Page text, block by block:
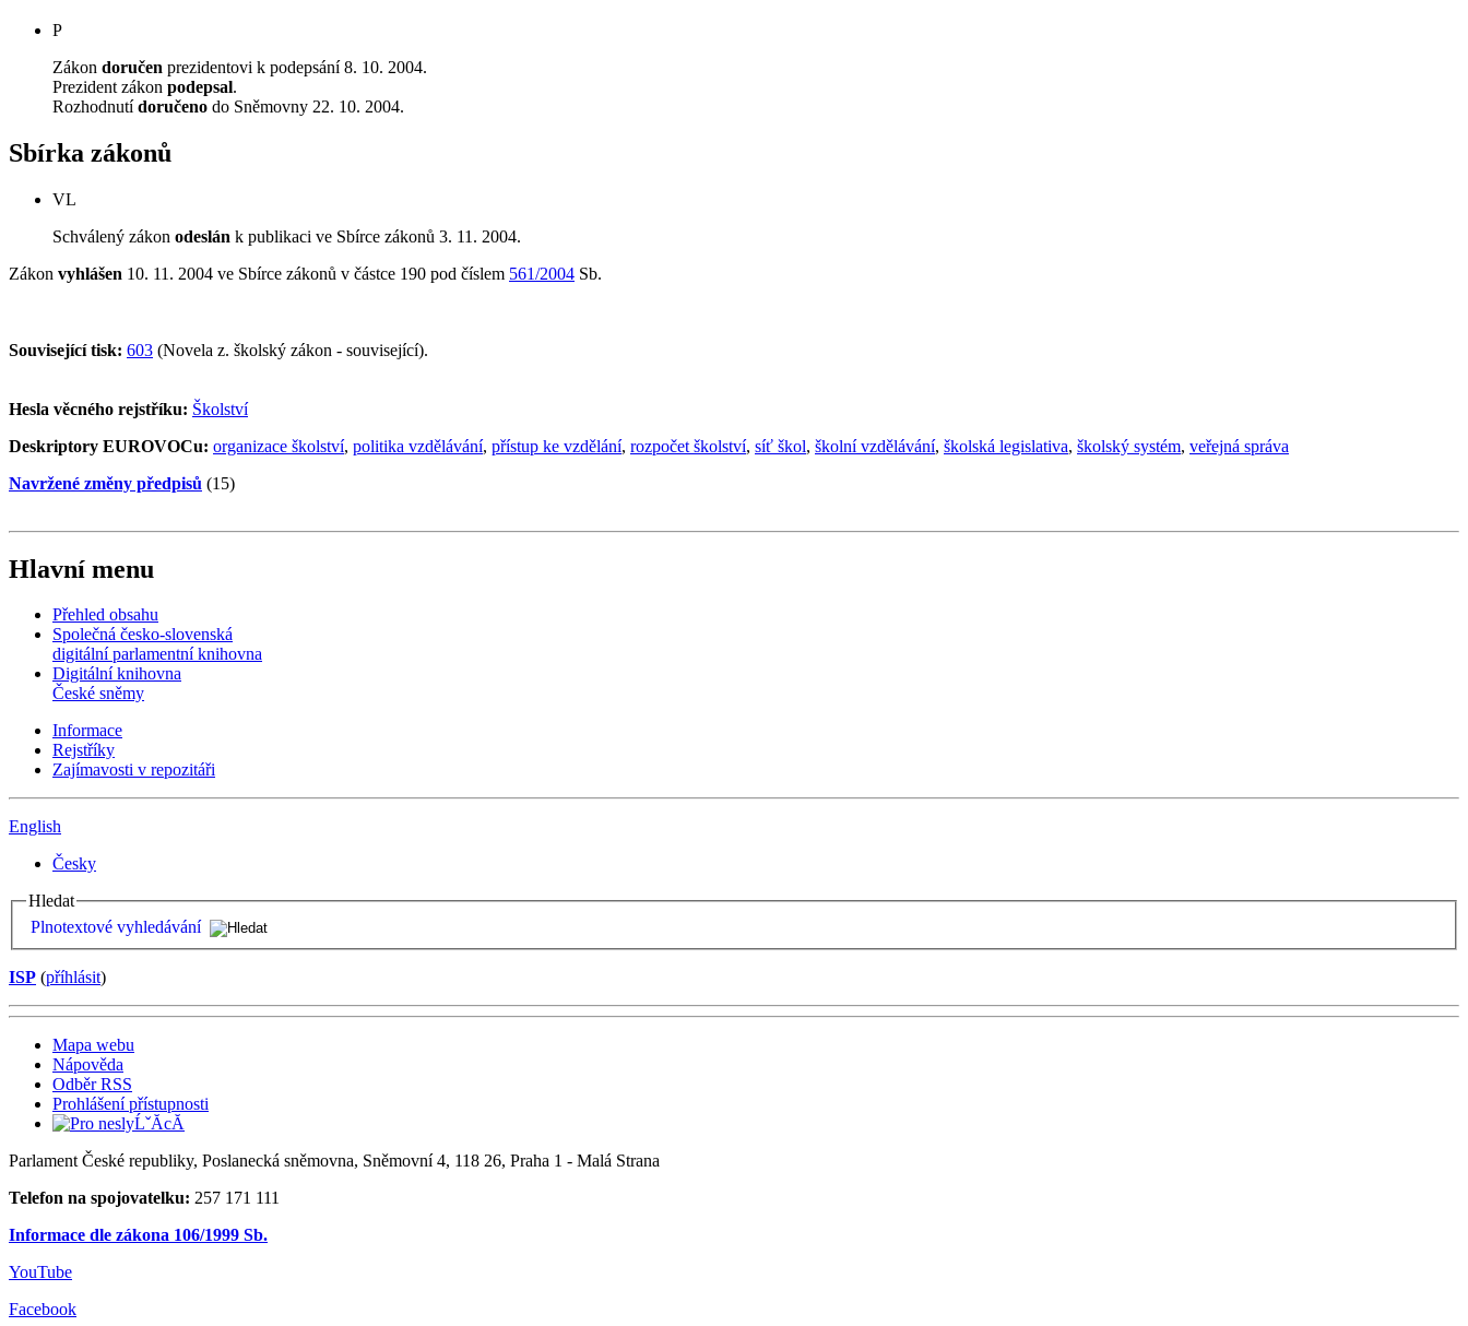
P
Zákon doručen prezidentovi k podepsání 8. 10. 2004.
Prezident zákon podepsal.
Rozhodnutídoručeno do Sněmovny 22. 10. 2004.
Sbírka zákonů
VL
Schválený zákon odeslán k publikaci ve Sbírce zákonů 3. 11. 2004.
Zákon vyhlášen 10. 11. 2004 ve Sbírce zákonů v částce 190 pod číslem 561/2004 Sb.
Související tisk: 603 (Novela z. školský zákon - související).
Hesla věcného rejstříku: Školství
Deskriptory EUROVOCu: organizace školství, politika vzdělávání, přístup ke vzdělání, rozpočet školství, síť škol, školní vzdělávání, školská legislativa, školský systém, veřejná správa
Navržené změny předpisů (15)
Hlavní menu
Přehled obsahu
Společná česko-slovenská
digitální parlamentní knihovna
Digitální knihovna
České sněmy
Informace
Rejstříky
Zajímavosti v repozitáři
English
Česky
Hledat
Plnotextové vyhledávání
ISP (příhlásit)
Mapa webu
Nápověda
Odběr RSS
Prohlášení přístupnosti
Parlament České republiky, Poslanecká sněmovna, Sněmovní 4, 118 26, Praha 1 - Malá Strana
Telefon na spojovatelku: 257 171 111
Informace dle zákona 106/1999 Sb.
YouTube
Facebook